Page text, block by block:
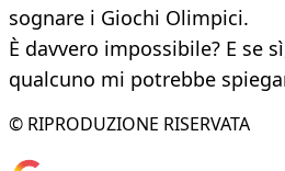
sognare i Giochi Olimpici.
È davvero impossibile? E se
qualcuno mi potrebbe
© RIPRODUZIONE RISERVATA